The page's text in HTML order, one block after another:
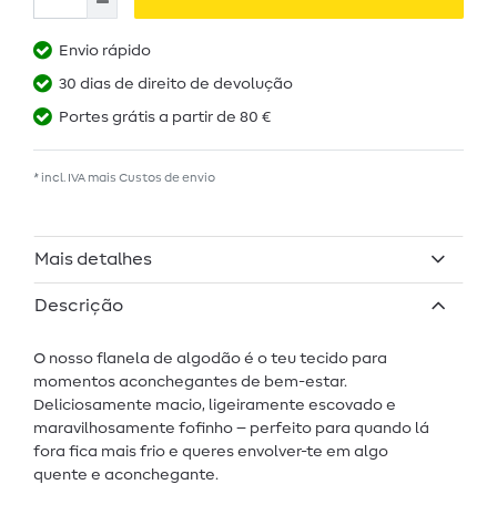
Envio rápido
30 dias de direito de devolução
Portes grátis a partir de 80 €
* incl. IVA mais Custos de envio
Mais detalhes
Descrição
O nosso flanela de algodão é o teu tecido para
momentos aconchegantes de bem-estar.
Deliciosamente macio, ligeiramente escovado e
maravilhosamente fofinho – perfeito para quando lá
fora fica mais frio e queres envolver-te em algo
quente e aconchegante.